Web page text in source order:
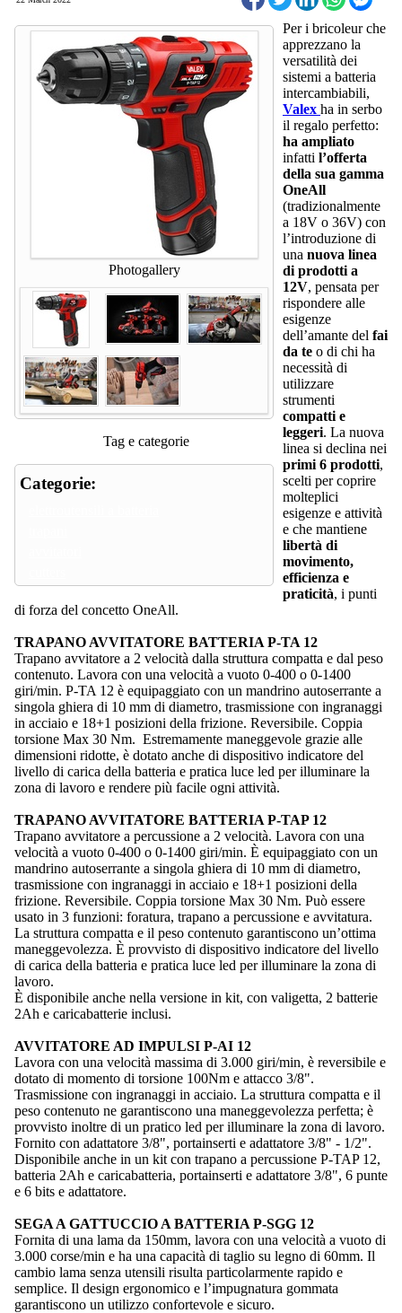
Photogallery
Tag e categorie
Categorie:
Per i bricoleur che
apprezzano la
versatilità dei
sistemi a batteria
intercambiabili,
Valex ha in serbo
il regalo perfetto:
ha ampliato
infatti l’offerta
della sua gamma
OneAll
(tradizionalmente
a 18V o 36V) con
l’introduzione di
una nuova linea
di prodotti a
12V, pensata per
rispondere alle
esigenze
dell’amante del fai
da te o di chi ha
necessità di
utilizzare
strumenti
compatti e
leggeri. La nuova
linea si declina nei
primi 6 prodotti,
scelti per coprire
molteplici
esigenze e attività
e che mantiene
libertà di
movimento,
efficienza e
praticità, i punti
di forza del concetto OneAll.
TRAPANO AVVITATORE BATTERIA P-TA 12
Trapano avvitatore a 2 velocità dalla struttura compatta e dal peso
contenuto. Lavora con una velocità a vuoto 0-400 o 0-1400
giri/min. P-TA 12 è equipaggiato con un mandrino autoserrante a
singola ghiera di 10 mm di diametro, trasmissione con ingranaggi
in acciaio e 18+1 posizioni della frizione. Reversibile. Coppia
torsione Max 30 Nm. Estremamente maneggevole grazie alle
dimensioni ridotte, è dotato anche di dispositivo indicatore del
livello di carica della batteria e pratica luce led per illuminare la
zona di lavoro e rendere più facile ogni attività.
TRAPANO AVVITATORE BATTERIA P-TAP 12
Trapano avvitatore a percussione a 2 velocità. Lavora con una
velocità a vuoto 0-400 o 0-1400 giri/min. È equipaggiato con un
mandrino autoserrante a singola ghiera di 10 mm di diametro,
trasmissione con ingranaggi in acciaio e 18+1 posizioni della
frizione. Reversibile. Coppia torsione Max 30 Nm. Può essere
usato in 3 funzioni: foratura, trapano a percussione e avvitatura.
La struttura compatta e il peso contenuto garantiscono un’ottima
maneggevolezza. È provvisto di dispositivo indicatore del livello
di carica della batteria e pratica luce led per illuminare la zona di
lavoro.
È disponibile anche nella versione in kit, con valigetta, 2 batterie
2Ah e caricabatterie inclusi.
AVVITATORE AD IMPULSI P-AI 12
Lavora con una velocità massima di 3.000 giri/min, è reversibile e
dotato di momento di torsione 100Nm e attacco 3/8".
Trasmissione con ingranaggi in acciaio. La struttura compatta e il
peso contenuto ne garantiscono una maneggevolezza perfetta; è
provvisto inoltre di un pratico led per illuminare la zona di lavoro.
Fornito con adattatore 3/8", portainserti e adattatore 3/8" - 1/2".
Disponibile anche in un kit con trapano a percussione P-TAP 12,
batteria 2Ah e caricabatteria, portainserti e adattatore 3/8", 6 punte
e 6 bits e adattatore.
SEGA A GATTUCCIO A BATTERIA P-SGG 12
Fornita di una lama da 150mm, lavora con una velocità a vuoto di
3.000 corse/min e ha una capacità di taglio su legno di 60mm. Il
cambio lama senza utensili risulta particolarmente rapido e
semplice. Il design ergonomico e l’impugnatura gommata
garantiscono un utilizzo confortevole e sicuro.